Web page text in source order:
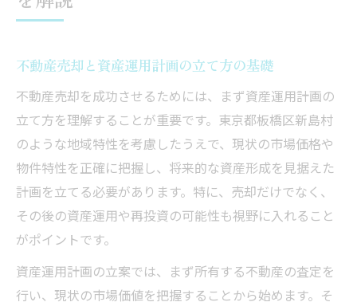
不動産売却と資産運用計画の立て方の基礎
不動産売却を成功させるためには、まず資産運用計画の
立て方を理解することが重要です。東京都板橋区新島村
のような地域特性を考慮したうえで、現状の市場価格や
物件特性を正確に把握し、将来的な資産形成を見据えた
計画を立てる必要があります。特に、売却だけでなく、
その後の資産運用や再投資の可能性も視野に入れること
がポイントです。
資産運用計画の立案では、まず所有する不動産の査定を
行い、現状の市場価値を把握することから始めます。そ